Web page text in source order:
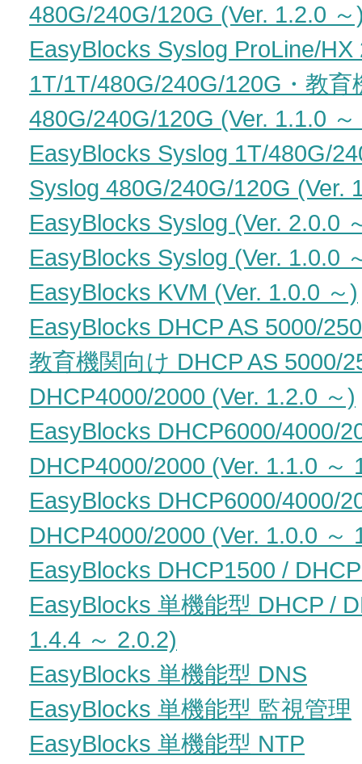
480G/240G/120G (Ver. 1.2.0 ～
EasyBlocks Syslog ProLine/HX
1T/1T/480G/240G/120G・教
480G/240G/120G (Ver. 1.1.0
EasyBlocks Syslog 1T/480G/
Syslog 480G/240G/120G (Ver.
EasyBlocks Syslog (Ver. 2.0.0
EasyBlocks Syslog (Ver. 1.0.0
EasyBlocks KVM (Ver. 1.0.0 ～)
EasyBlocks DHCP AS 5000/
教育機関向け DHCP AS 5000/
DHCP4000/2000 (Ver. 1.2.0 ～)
EasyBlocks DHCP6000/4000/
DHCP4000/2000 (Ver. 1.1.0 ～
EasyBlocks DHCP6000/4000/
DHCP4000/2000 (Ver. 1.0.0 ～
EasyBlocks DHCP1500 /
EasyBlocks 単機能型 DHCP /
1.4.4 ～ 2.0.2)
EasyBlocks 単機能型 DNS
EasyBlocks 単機能型 監視管理
EasyBlocks 単機能型 NTP